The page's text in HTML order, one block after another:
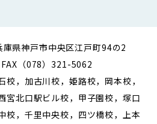
神戸市中央区江戸町94の2
（078）321-5062
，加古川校，姫路校，岡本校，
宮北口駅ビル校，甲子園校，塚口
校，千里中央校，四ツ橋校，上本